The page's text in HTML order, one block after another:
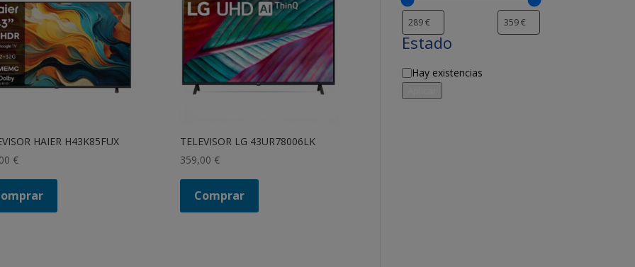
HAIER H43K85FUX
€
TELEVISOR LG 43UR78006LK
359,00 €
Comprar
Estado
Disponibilidad
Hay existencias